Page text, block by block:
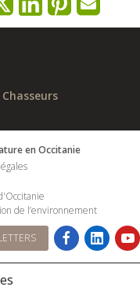
en Occitanie
de l’environnement